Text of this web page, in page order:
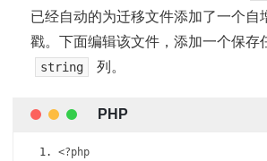
已经自动的为迁移文件添加了一个自
戳。下面编辑该文件，添加一个保存
string 列。
<?php